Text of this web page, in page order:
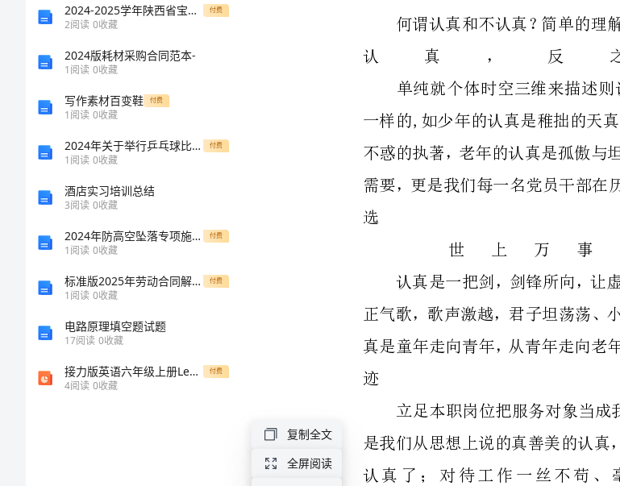
2024-2025学年陕西省宝鸡市金台中学高二生物期末预测试题含解析 付费
2阅读 0收藏
2024版耗材采购合同范本-
1阅读 0收藏
写作素材百变鞋 付费
1阅读 0收藏
2024年关于举行乒乓球比赛方案 付费
1阅读 0收藏
酒店实习培训总结
3阅读 0收藏
2024年防高空坠落专项施工方案 付费
1阅读 0收藏
标准版2025年劳动合同解除证明范本 付费
1阅读 0收藏
电路原理填空题试题
17阅读 0收藏
接力版英语六年级上册Lesson2 The Mid-Autumn Festival ing. 第二课时课件 付费
4阅读 0收藏
复制全文
全屏阅读